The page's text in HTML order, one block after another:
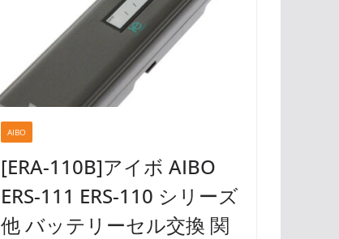
AIBO
[ERA-110B]アイボ AIBO
ERS-111 ERS-110 シリーズ
他 バッテリーセル交換 関